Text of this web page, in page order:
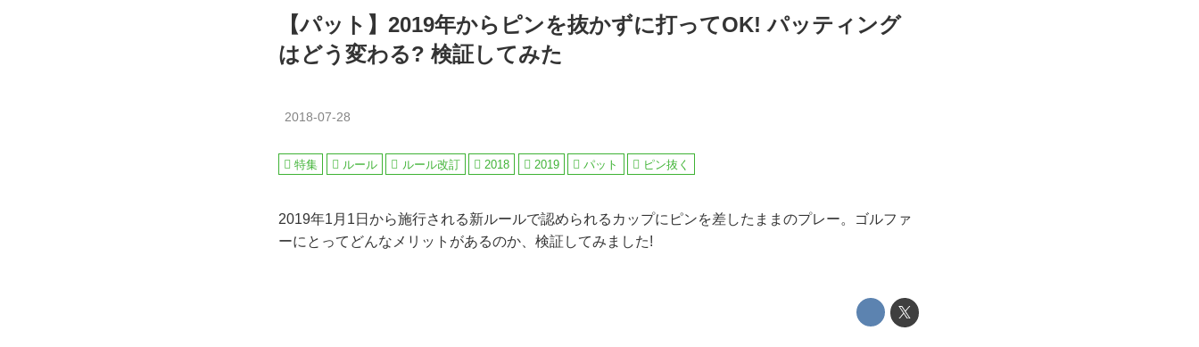
【パット】2019年からピンを抜かずに打ってOK! パッティング
はどう変わる? 検証してみた
2018-07-28
特集 ルール ルール改訂 2018 2019 パット ピン抜く
2019年1月1日から施行される新ルールで認められるカップにピンを差したままのプレー。ゴルファ
ーにとってどんなメリットがあるのか、検証してみました!